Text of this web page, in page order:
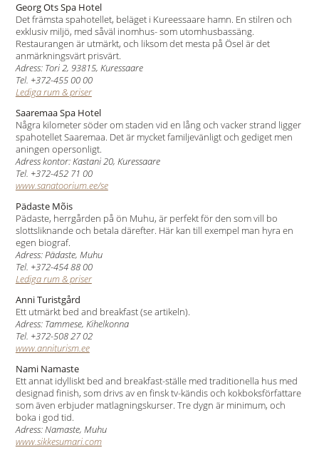
Georg Ots Spa Hotel
Det främsta spahotellet, beläget i Kureessaare hamn. En stilren och
exklusiv miljö, med såväl inomhus- som utomhusbassäng.
Restaurangen är utmärkt, och liksom det mesta på Ösel är det
anmärkningsvärt prisvärt.
Adress: Tori 2, 93815, Kuressaare
Tel. +372-455 00 00
Lediga rum & priser
Saaremaa Spa Hotel
Några kilometer söder om staden vid en lång och vacker strand ligger
spahotellet Saaremaa. Det är mycket familjevänligt och gediget men
aningen opersonligt.
Adress kontor: Kastani 20, Kuressaare
Tel. +372-452 71 00
www.sanatoorium.ee/se
Pädaste Mõis
Pädaste, herrgården på ön Muhu, är perfekt för den som vill bo
slottsliknande och betala därefter. Här kan till exempel man hyra en
egen biograf.
Adress: Pädaste, Muhu
Tel. +372-454 88 00
Lediga rum & priser
Anni Turistgård
Ett utmärkt bed and breakfast (se artikeln).
Adress: Tammese, Kihelkonna
Tel. +372-508 27 02
www.anniturism.ee
Nami Namaste
Ett annat idylliskt bed and breakfast-ställe med traditionella hus med
designad finish, som drivs av en finsk tv-kändis och kokboksförfattare
som även erbjuder matlagningskurser. Tre dygn är minimum, och
boka i god tid.
Adress: Namaste, Muhu
www.sikkesumari.com